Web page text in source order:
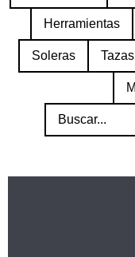
Herramientas
Soleras Tazas